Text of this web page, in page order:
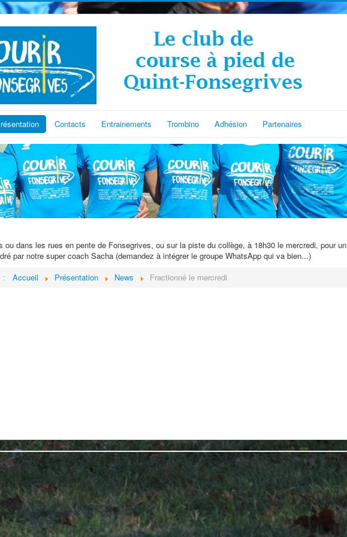
Contacts Entrainements Trombino Adhésion Partenaires
ou dans les rues en pente de Fonsegrives, ou sur la piste du collège, à 18h30 le mercredi, pour un
par notre super coach Sacha (demandez à intégrer le groupe WhatsApp qui va bien...)
:
Accueil Présentation News Fractionné le mercredi